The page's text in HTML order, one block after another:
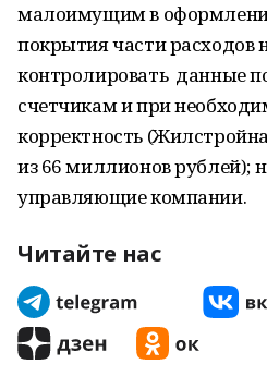
малоимущим в
покрытия части расходов
контролировать ​ данные
счетчикам и при
корректность
из 66 миллионов рублей);
управляющие компании.
Читайте нас